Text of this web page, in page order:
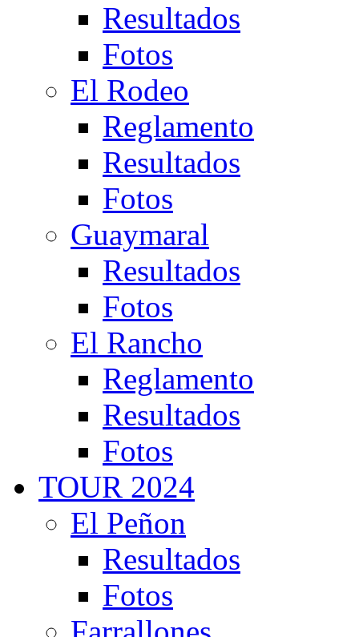
Resultados
Fotos
El Rodeo
Reglamento
Resultados
Fotos
Guaymaral
Resultados
Fotos
El Rancho
Reglamento
Resultados
Fotos
TOUR 2024
El Peñon
Resultados
Fotos